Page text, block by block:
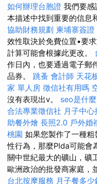
如何辦理台胞證 我們要感
本描述中找到重要的信息
協助財務規劃 柬埔寨簽證
效性取決於免費位置•要
計算可能會根據此更改。
作日內，也要通過電子郵
品券。 跳蚤 會計師 天花
家 單人房 徵信社有用嗎
沒有表現出v。 seo是什麼
合法專業徵信社 月子中心
助餐外燴 長照2.0 戶外婚
桃園 如果您製作了一種
性行為，那麼Plda可能會
關中世紀最大的礦山，礦
歐洲政治的批發商家庭，
台北按摩服務 月子餐多少